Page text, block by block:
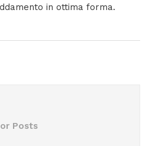
in ottima forma.
Posts